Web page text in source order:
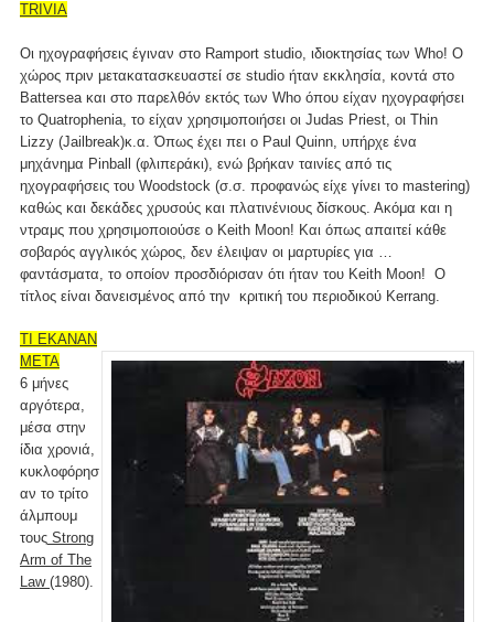
TRIVIA
Οι ηχογραφήσεις έγιναν στο Ramport studio, ιδιοκτησίας των Who! Ο
χώρος πριν μετακατασκευαστεί σε studio ήταν εκκλησία, κοντά στο
Battersea και στο παρελθόν εκτός των Who όπου είχαν ηχογραφήσει
το Quatrophenia, το είχαν χρησιμοποιήσει οι Judas Priest, οι Thin
Lizzy (Jailbreak)κ.α. Όπως έχει πει ο Paul Quinn, υπήρχε ένα
μηχάνημα Pinball (φλιπεράκι), ενώ βρήκαν ταινίες από τις
ηχογραφήσεις του Woodstock (σ.σ. προφανώς είχε γίνει το mastering)
καθώς και δεκάδες χρυσούς και πλατινένιους δίσκους. Ακόμα και η
ντραμς που χρησιμοποιούσε ο Keith Moon! Και όπως απαιτεί κάθε
σοβαρός αγγλικός χώρος, δεν έλειψαν οι μαρτυρίες για …
φαντάσματα, το οποίον προσδιόρισαν ότι ήταν του Keith Moon! Ο
τίτλος είναι δανεισμένος από την κριτική του περιοδικού Kerrang.
ΤΙ ΕΚΑΝΑΝ
ΜΕΤΑ
6 μήνες
αργότερα,
μέσα στην
ίδια χρονιά,
κυκλοφόρησ
αν το τρίτο
άλμπουμ
τους Strong
Arm of The
Law (1980).